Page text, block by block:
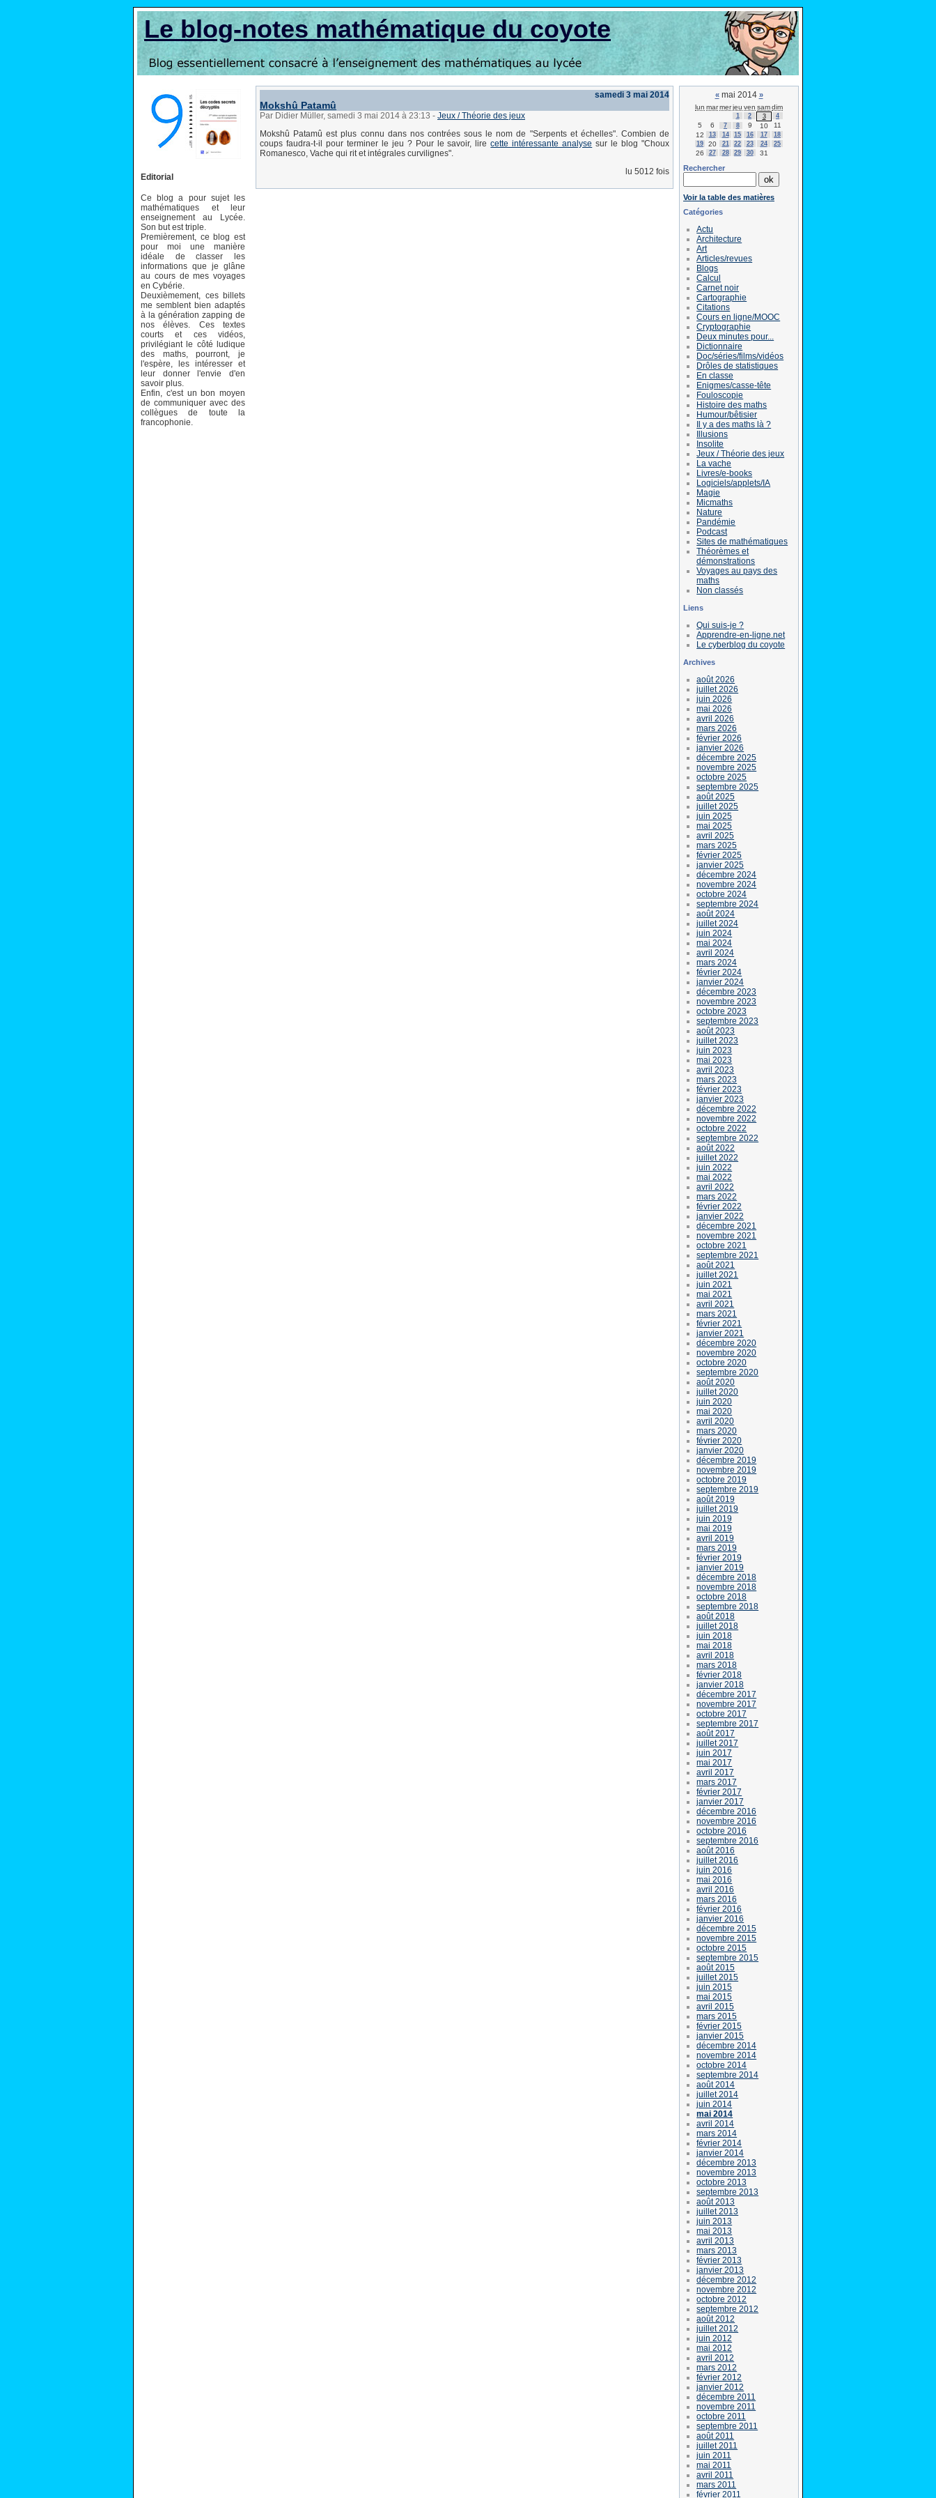
Le blog-notes mathématique du coyote
Editorial
Ce blog a pour sujet les
mathématiques et leur
enseignement au Lycée.
Son but est triple.
Premièrement, ce blog est
pour moi une manière
idéale de classer les
informations que je glâne
au cours de mes voyages
en Cybérie.
Deuxièmement, ces billets
me semblent bien adaptés
à la génération zapping de
nos élèves. Ces textes
courts et ces vidéos,
privilégiant le côté ludique
des maths, pourront, je
l'espère, les intéresser et
leur donner l'envie d'en
savoir plus.
Enfin, c'est un bon moyen
de communiquer avec des
collègues de toute la
francophonie.
samedi 3 mai 2014
Mokshû Patamû
Par Didier Müller, samedi 3 mai 2014 à 23:13 - Jeux / Théorie des jeux
Mokshû Patamû est plus connu dans nos contrées sous le nom de "Serpents et échelles". Combien de
coups faudra-t-il pour terminer le jeu ? Pour le savoir, lirecette intéressante analyse sur le blog "Choux
Romanesco, Vache qui rit et intégrales curvilignes".
lu 5012 fois
«mai 2014 »
lun marmerjeu ven samdim
1 2 3 4
5 6 7 8 9 10
11
12
13 14 15 16 17
18
19
20 21 22 23 24 25
26 27 28 29 30 31
Rechercher
Voir la table des matières
Catégories
Actu
Architecture
Art
Articles/revues
Blogs
Calcul
Carnet noir
Cartographie
Citations
Cours en ligne/MOOC
Cryptographie
Deux minutes pour...
Dictionnaire
Doc/séries/films/vidéos
Drôles de statistiques
En classe
Enigmes/casse-tête
Fouloscopie
Histoire des maths
Humour/bêtisier
Il y a des maths là ?
Illusions
Insolite
Jeux / Théorie des jeux
La vache
Livres/e-books
Logiciels/applets/IA
Magie
Micmaths
Nature
Pandémie
Podcast
Sites de mathématiques
Théorèmes et
démonstrations
Voyages au pays des
maths
Non classés
Liens
Qui suis-je ?
Apprendre-en-ligne.net
Le cyberblog du coyote
Archives
août 2026
juillet 2026
juin 2026
mai 2026
avril 2026
mars 2026
février 2026
janvier 2026
décembre 2025
novembre 2025
octobre 2025
septembre 2025
août 2025
juillet 2025
juin 2025
mai 2025
avril 2025
mars 2025
février 2025
janvier 2025
décembre 2024
novembre 2024
octobre 2024
septembre 2024
août 2024
juillet 2024
juin 2024
mai 2024
avril 2024
mars 2024
février 2024
janvier 2024
décembre 2023
novembre 2023
octobre 2023
septembre 2023
août 2023
juillet 2023
juin 2023
mai 2023
avril 2023
mars 2023
février 2023
janvier 2023
décembre 2022
novembre 2022
octobre 2022
septembre 2022
août 2022
juillet 2022
juin 2022
mai 2022
avril 2022
mars 2022
février 2022
janvier 2022
décembre 2021
novembre 2021
octobre 2021
septembre 2021
août 2021
juillet 2021
juin 2021
mai 2021
avril 2021
mars 2021
février 2021
janvier 2021
décembre 2020
novembre 2020
octobre 2020
septembre 2020
août 2020
juillet 2020
juin 2020
mai 2020
avril 2020
mars 2020
février 2020
janvier 2020
décembre 2019
novembre 2019
octobre 2019
septembre 2019
août 2019
juillet 2019
juin 2019
mai 2019
avril 2019
mars 2019
février 2019
janvier 2019
décembre 2018
novembre 2018
octobre 2018
septembre 2018
août 2018
juillet 2018
juin 2018
mai 2018
avril 2018
mars 2018
février 2018
janvier 2018
décembre 2017
novembre 2017
octobre 2017
septembre 2017
août 2017
juillet 2017
juin 2017
mai 2017
avril 2017
mars 2017
février 2017
janvier 2017
décembre 2016
novembre 2016
octobre 2016
septembre 2016
août 2016
juillet 2016
juin 2016
mai 2016
avril 2016
mars 2016
février 2016
janvier 2016
décembre 2015
novembre 2015
octobre 2015
septembre 2015
août 2015
juillet 2015
juin 2015
mai 2015
avril 2015
mars 2015
février 2015
janvier 2015
décembre 2014
novembre 2014
octobre 2014
septembre 2014
août 2014
juillet 2014
juin 2014
mai 2014
avril 2014
mars 2014
février 2014
janvier 2014
décembre 2013
novembre 2013
octobre 2013
septembre 2013
août 2013
juillet 2013
juin 2013
mai 2013
avril 2013
mars 2013
février 2013
janvier 2013
décembre 2012
novembre 2012
octobre 2012
septembre 2012
août 2012
juillet 2012
juin 2012
mai 2012
avril 2012
mars 2012
février 2012
janvier 2012
décembre 2011
novembre 2011
octobre 2011
septembre 2011
août 2011
juillet 2011
juin 2011
mai 2011
avril 2011
mars 2011
février 2011